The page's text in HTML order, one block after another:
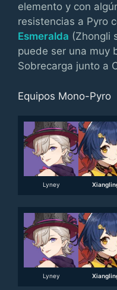
elemento y con
resistencias a Pyro
Esmeralda (Zhongli
puede ser una muy
Sobrecarga junto a
Equipos Mono-Pyro
Lyney
Lyney